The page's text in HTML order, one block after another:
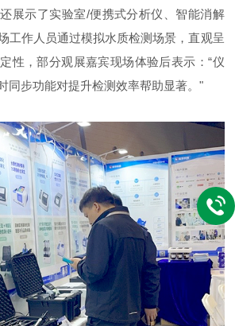
展示了实验室/便携式分析仪、智能消解
工作人员通过模拟水质检测场景，直观呈
性，部分观展嘉宾现场体验后表示：“仪
同步功能对提升检测效率帮助显著。"